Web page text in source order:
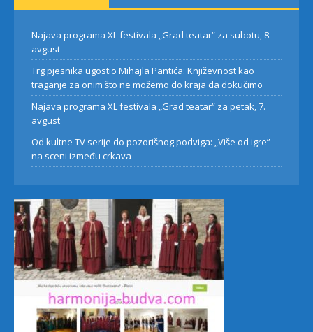
Najava programa XL festivala „Grad teatar“ za subotu, 8.
avgust
Trg pjesnika ugostio Mihajla Pantića: Književnost kao
traganje za onim što ne možemo do kraja da dokučimo
Najava programa XL festivala „Grad teatar“ za petak, 7.
avgust
Od kultne TV serije do pozorišnog podviga: „Više od igre”
na sceni između crkava